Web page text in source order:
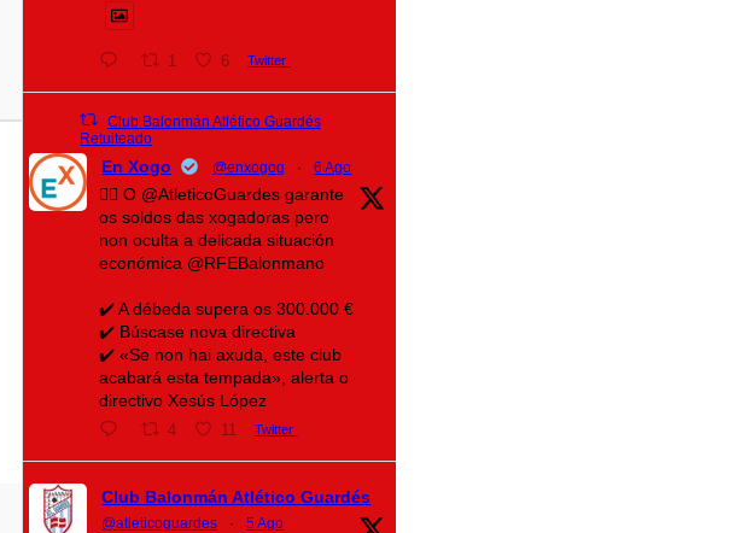
1 6 Twitter
Club Balonmán Atlético Guardés
Retuiteado
En Xogo @enxogog · 6 Ago
🤾‍♀️ O @AtleticoGuardes garante
os soldos das xogadoras pero
non oculta a delicada situación
económica @RFEBalonmano
✔️ A débeda supera os 300.000 €
✔️ Búscase nova directiva
✔️ «Se non hai axuda, este club
acabará esta tempada», alerta o
directivo Xesús López
4 11 Twitter
Club Balonmán Atlético Guardés
@atleticoguardes · 5 Ago